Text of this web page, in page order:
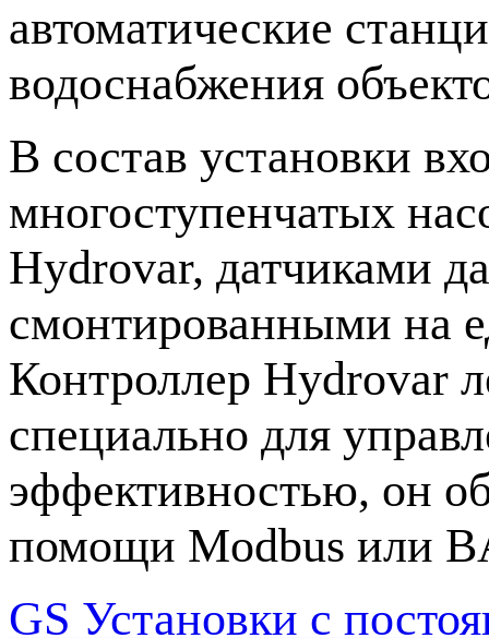
автоматические
водоснабжения
В состав установки
многоступенчатых
Hydrovar, датчиками
смонтированными на
Контроллер Hydrovar
специально для
эффективностью, он
помощи Modbus или
GS Установки с